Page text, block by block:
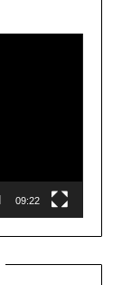
09:22